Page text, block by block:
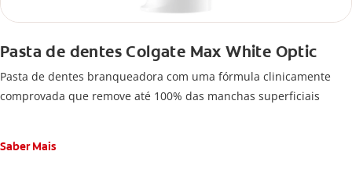
Pasta de dentes Colgate Max White Optic
Pasta de dentes branqueadora com uma fórmula clinicamente
comprovada que remove até 100% das manchas superficiais
Saber Mais